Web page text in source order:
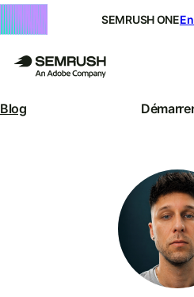
SEMRUSH ONE
Blog